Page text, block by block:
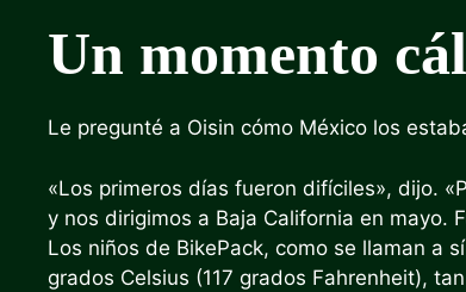
Un momento
Le pregunté a Oisin cómo México los
«Los primeros días fueron difíciles», dijo.
y nos dirigimos a Baja California en mayo.
Los niños de BikePack, como se llaman a
grados Celsius (117 grados Fahrenheit),